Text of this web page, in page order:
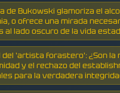
de Bukowski glamoriza el
o ofrece una mirada
al lado oscuro de la vida
del 'artista forastero': ¿Son la
y el rechazo del
para la verdadera